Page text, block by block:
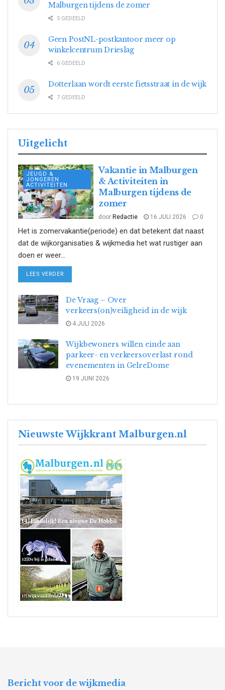
Malburgen tijdens de zomer
5 GEDEELD
Geen PostNL-postkantoor meer op
winkelcentrum Drieslag
6 GEDEELD
Dotterlaan wordt eerste fietsstraat in de wijk
7 GEDEELD
Uitgelicht
JEUGD &
JONGEREN
ACTIVITEITEN
Vakantie in Malburgen
& Activiteiten in
Malburgen tijdens de
zomer
door Redactie 16 JULI 2026 0
Het is zomervakantie(periode) en dat betekent dat naast
dat de wijkorganisaties & wijkmedia het wat rustiger aan
doen er weer...
LEES VERDER
De Vraag – Over
verkeers(on)veiligheid in de wijk
4 JULI 2026
Wijkbewoners willen einde aan
parkeer- en verkeersoverlast rond
evenementen in GelreDome
19 JUNI 2026
Nieuwste Wijkkrant Malburgen.nl
Bericht voor de wijkmedia